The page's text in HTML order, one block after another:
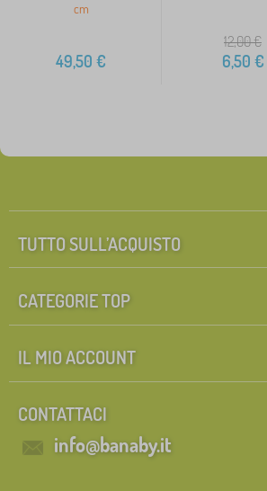
cm
49,50 €
12,00€
6,50 €
TUTTO SULL’ACQUISTO
CATEGORIE TOP
IL MIO ACCOUNT
CONTATTACI
info@banaby.it